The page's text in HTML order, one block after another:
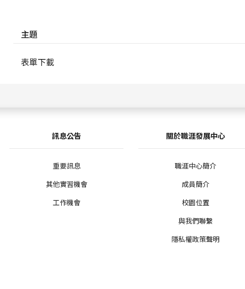
主題
表單下載
訊息公告
重要訊息
其他實習機會
工作機會
關於職涯發展中心
職涯中心簡介
成員簡介
校園位置
與我們聯繫
隱私權政策聲明